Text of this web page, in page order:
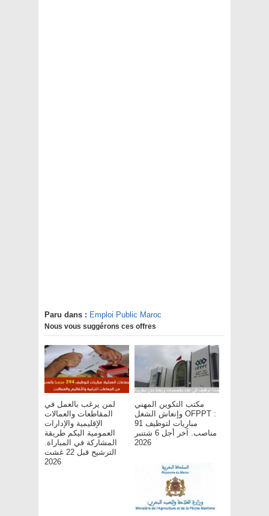
Paru dans : Emploi Public Maroc
Nous vous suggérons ces offres
لمن يرغب بالعمل في
المقاطعات والعمالات
الإقليمية والإدارات
العمومية اليكم طريقة
المشاركة في المباراة.
الترشيح قبل 22 غشت
2026
مكتب التكوين المهني
وإنعاش الشغل OFPPT :
مباريات لتوظيف 91
مناصب. آخر أجل 6 شتنبر
2026